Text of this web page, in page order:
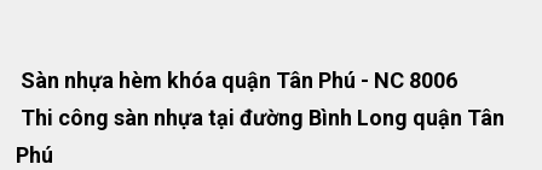
Sàn nhựa hèm khóa quận Tân Phú - NC 8006
Thi công sàn nhựa tại đường Bình Long quận Tân
Phú